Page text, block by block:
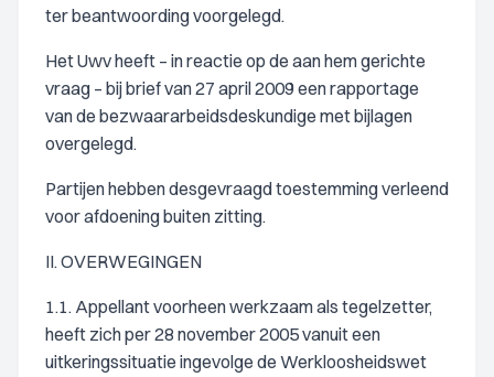
ter beantwoording voorgelegd.
Het Uwv heeft – in reactie op de aan hem gerichte
vraag – bij brief van 27 april 2009 een rapportage
van de bezwaararbeidsdeskundige met bijlagen
overgelegd.
Partijen hebben desgevraagd toestemming verleend
voor afdoening buiten zitting.
II. OVERWEGINGEN
1.1. Appellant voorheen werkzaam als tegelzetter,
heeft zich per 28 november 2005 vanuit een
uitkeringssituatie ingevolge de Werkloosheidswet